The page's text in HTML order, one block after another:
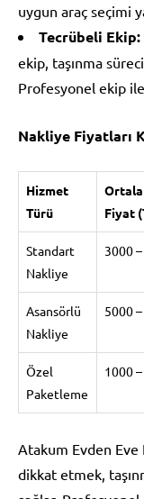
uygun araç seçimi
Tecrübeli Ekip:
ekip, taşınma
Profesyonel ekip ile
Nakliye Fiyatları
Hizmet
Türü
Fiyat
Standart
Nakliye
3000
Asansörlü
Nakliye
5000
Özel
Paketleme
1000
Atakum Evden
dikkat etmek,